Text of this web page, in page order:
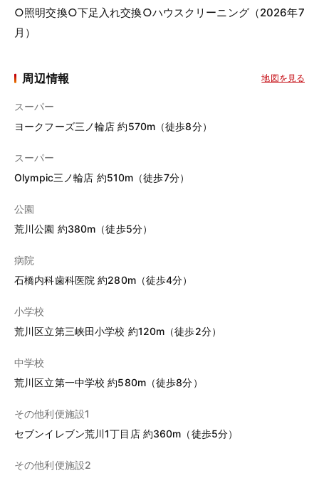
○照明交換○下足入れ交換○ハウスクリーニング（2026年7
月）
周辺情報 地図を見る
スーパー
ヨークフーズ三ノ輪店 約570m（徒歩8分）
スーパー
Olympic三ノ輪店 約510m（徒歩7分）
公園
荒川公園 約380m（徒歩5分）
病院
石橋内科歯科医院 約280m（徒歩4分）
小学校
荒川区立第三峡田小学校 約120m（徒歩2分）
中学校
荒川区立第一中学校 約580m（徒歩8分）
その他利便施設1
セブンイレブン荒川1丁目店 約360m（徒歩5分）
その他利便施設2